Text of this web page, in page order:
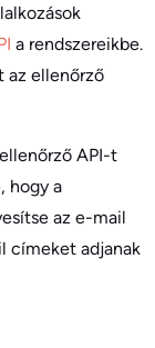
a rendszereikbe.
az ellenőrző
API-t
hogy a
az e-mail
címeket adjanak